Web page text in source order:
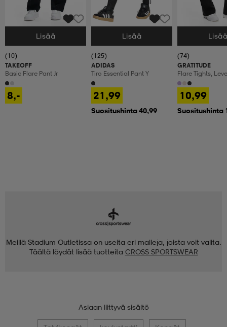
Valitse Koko
Lisää
(10)
TAKEOFF
Basic Flare Pant Jr
8,-
Valitse Koko
Lisää
(125)
ADIDAS
Tiro Essential Pant Y
21,99
Suositushinta 40,99
Valitse Koko
(74)
GRATITUDE
Flare Tights,
Treenitrikoot,
10,99
Suositushinta
Meillä Stadium Outletissa on useita eri malleja, joista voit valita.
Täältä löydät lisää tuotteita CROSS SPORTSWEAR
Asiaan liittyvä sisältö